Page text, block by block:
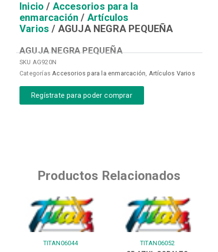
Inicio / Accesorios para la
enmarcación / Artículos
Varios / AGUJA NEGRA PEQUEÑA
AGUJA NEGRA PEQUEÑA
SKU AG920N
Categorías Accesorios para la enmarcación Artículos Varios
Regístrate para poder comprar
Productos Relacionados
TITAN06044 TITAN06052